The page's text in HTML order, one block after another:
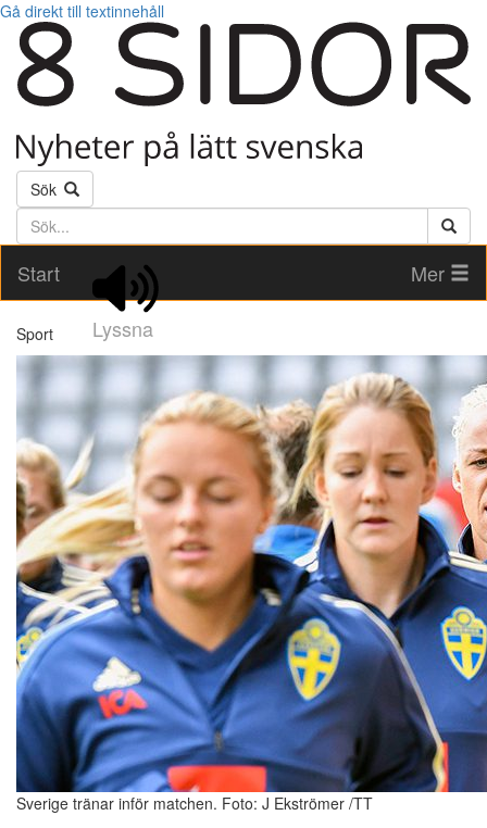
Gå direkt till textinnehåll
Sök
Söktext
Start
Lyssna
Mer
Sport
Sverige tränar inför matchen. Foto: J Ekströmer /TT